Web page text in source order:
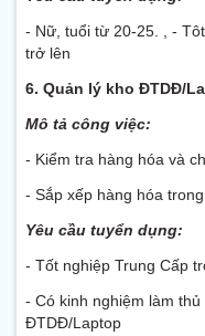
- Nữ, tuổi từ 20-25. , -
trở lên
6. Quản lý kho ĐTDĐ/
Mô tả công việc:
- Kiểm tra hàng hóa và
- Sắp xếp hàng hóa
Yêu cầu tuyển dụng:
- Tốt nghiệp Trung Cấp
- Có kinh nghiệm làm
ĐTDĐ/Laptop